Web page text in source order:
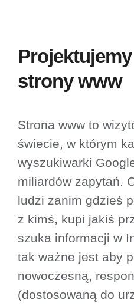
strony www
Strona www to
świecie, w którym
wyszukiwarki
miliardów zapytań.
ludzi zanim gdzieś
z kimś, kupi jakiś
szuka informacji w
tak ważne jest aby
nowoczesną,
(dostosowaną do